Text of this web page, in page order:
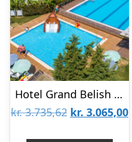
Hotel Grand Belish Beach Resort & Spa
kr.3.735,62 Den
kr. 3.065,00